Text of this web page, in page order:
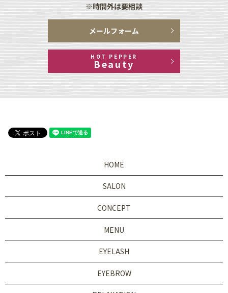
※時間外は要相談
メールフォーム
HOT PEPPER
Beauty
HOME
SALON
CONCEPT
MENU
EYELASH
EYEBROW